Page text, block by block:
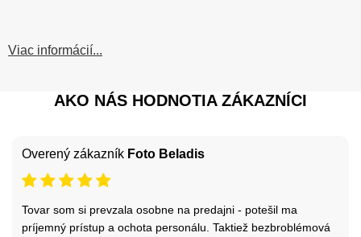
Viac informácií...
AKO NÁS HODNOTIA ZÁKAZNÍCI
Overený zákazník Foto Beladis
Tovar som si prevzala osobne na predajni - potešil ma
príjemný prístup a ochota personálu. Taktiež bezbroblémová